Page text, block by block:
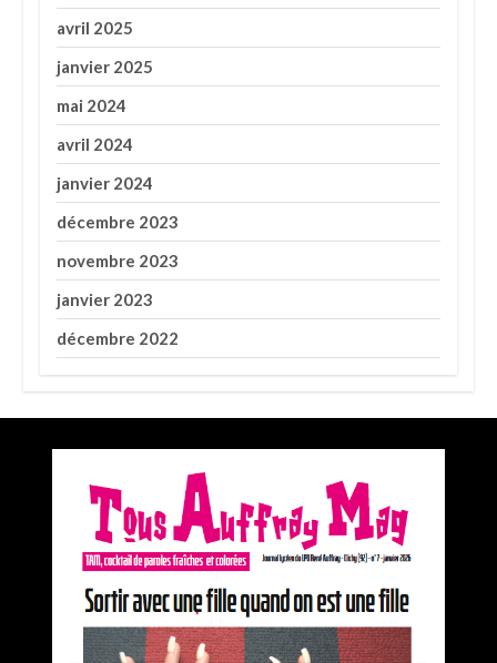
avril 2025
janvier 2025
mai 2024
avril 2024
janvier 2024
décembre 2023
novembre 2023
janvier 2023
décembre 2022
Premier prix du concours Médiatiks 2025 de
l’académie de Versailles pour Tous Auffray Mag
parla rédaction de TAM